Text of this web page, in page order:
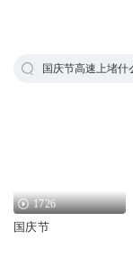
国庆节高速上堵什
1726
国庆节